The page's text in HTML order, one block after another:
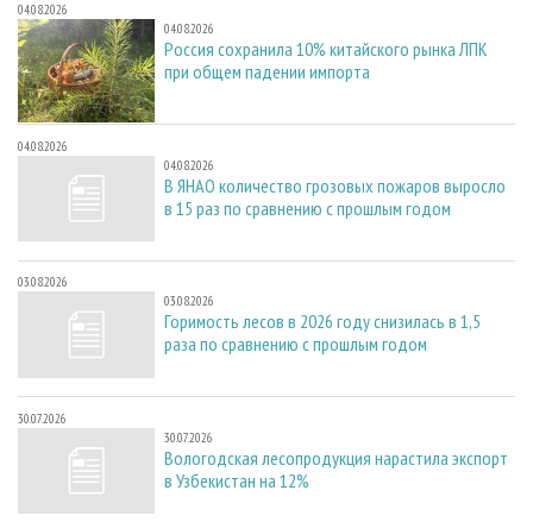
04.08.2026
04.08.2026
Россия сохранила 10% китайского рынка ЛПК
при общем падении импорта
04.08.2026
04.08.2026
В ЯНАО количество грозовых пожаров выросло
в 15 раз по сравнению с прошлым годом
03.08.2026
03.08.2026
Горимость лесов в 2026 году снизилась в 1,5
раза по сравнению с прошлым годом
30.07.2026
30.07.2026
Вологодская лесопродукция нарастила экспорт
в Узбекистан на 12%